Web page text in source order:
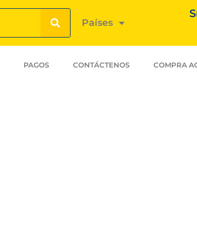
Países
PAGOS CONTÁCTENOS COMPRA